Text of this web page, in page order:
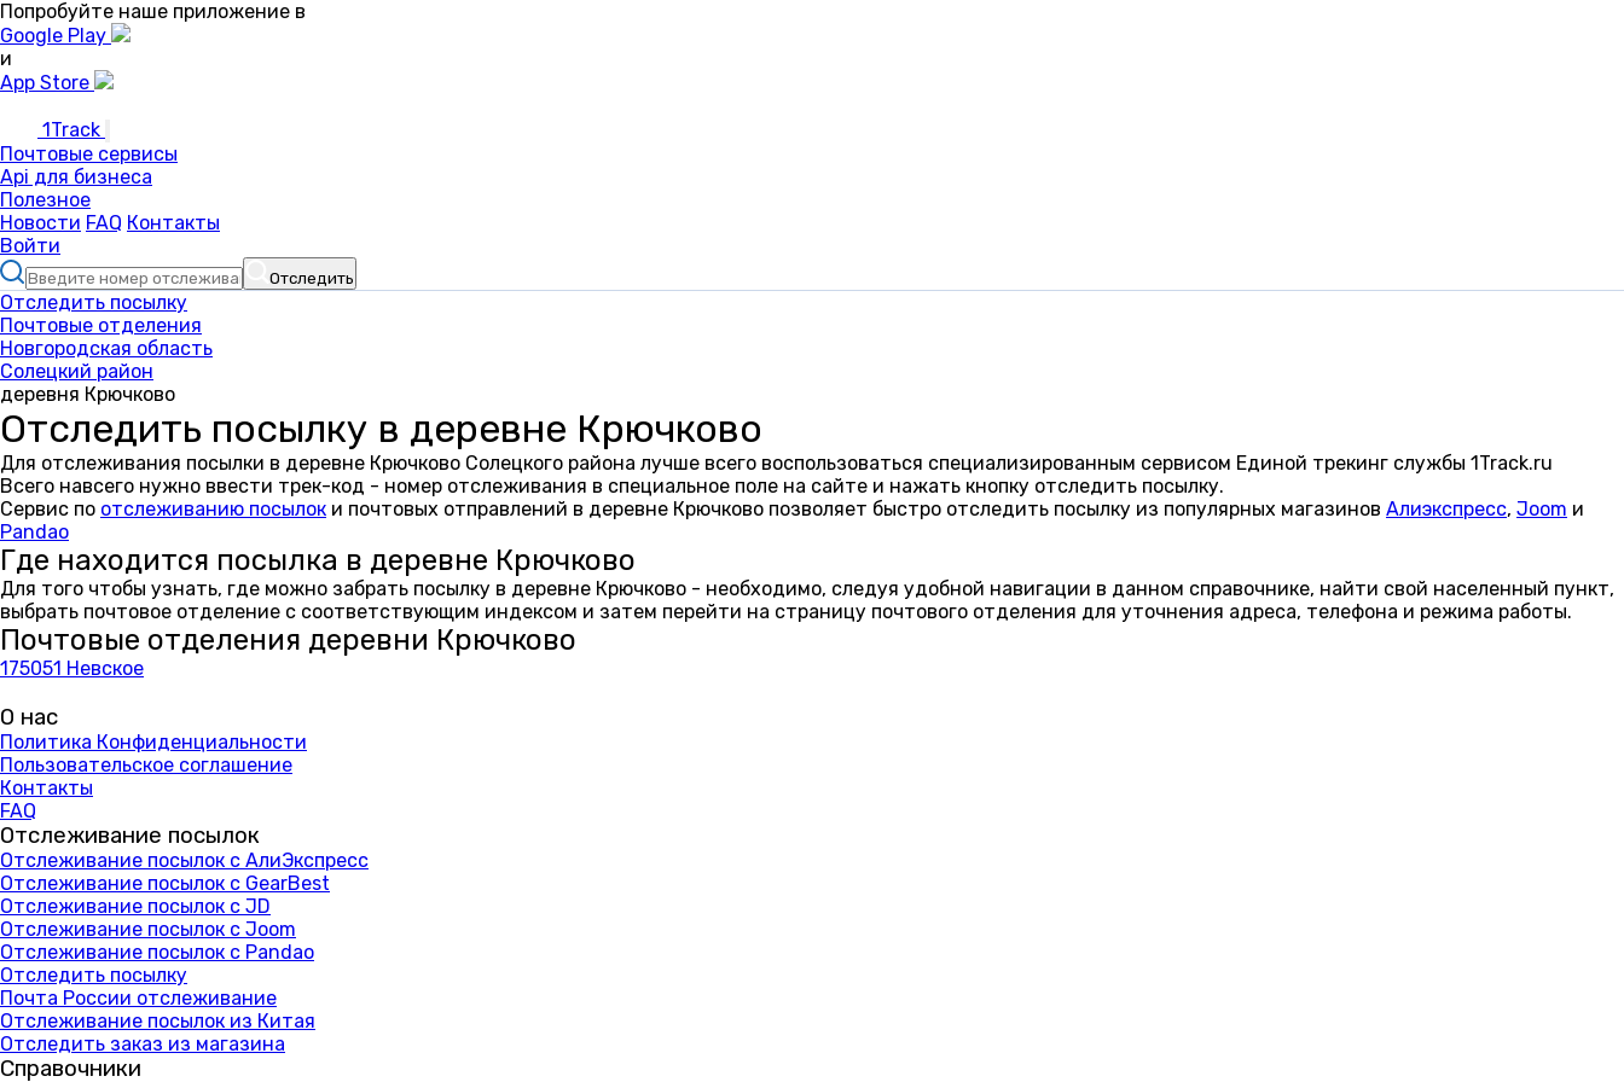
Попробуйте наше приложение в
Google Play
и
App Store
1Track
Почтовые сервисы
Api для бизнеса
Полезное
Новости FAQ Контакты
Войти
Отследить
Отследить посылку
Почтовые отделения
Новгородская область
Солецкий район
деревня Крючково
Отследить посылку в деревне Крючково
Для отслеживания посылки в деревне Крючково Солецкого района лучше всего воспользоваться специализированным сервисом Единой трекинг службы 1Track.ru
Всего навсего нужно ввести трек-код - номер отслеживания в специальное поле на сайте и нажать кнопку отследить посылку.
Сервис по отслеживанию посылок и почтовых отправлений в деревне Крючково позволяет быстро отследить посылку из популярных магазинов Алиэкспресс, Joom и
Pandao
Где находится посылка в деревне Крючково
Для того чтобы узнать, где можно забрать посылку в деревне Крючково - необходимо, следуя удобной навигации в данном справочнике, найти свой населенный пункт,
выбрать почтовое отделение с соответствующим индексом и затем перейти на страницу почтового отделения для уточнения адреса, телефона и режима работы.
Почтовые отделения деревни Крючково
175051 Невское
О нас
Политика Конфиденциальности
Пользовательское соглашение
Контакты
FAQ
Отслеживание посылок
Отслеживание посылок с АлиЭкспресс
Отслеживание посылок с GearBest
Отслеживание посылок с JD
Отслеживание посылок с Joom
Отслеживание посылок с Pandao
Отследить посылку
Почта России отслеживание
Отслеживание посылок из Китая
Отследить заказ из магазина
Справочники